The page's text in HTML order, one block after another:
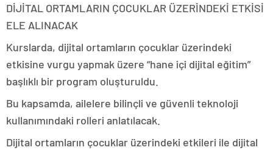
DİJİTAL ORTAMLARIN ÇOCUKLAR ÜZERİNDEKİ ETKİSİ
ELE ALINACAK
Kurslarda, dijital ortamların çocuklar üzerindeki
etkisine vurgu yapmak üzere “hane içi dijital eğitim”
başlıklı bir program oluşturuldu.
Bu kapsamda, ailelere bilinçli ve güvenli teknoloji
kullanımındaki rolleri anlatılacak.
Dijital ortamların çocuklar üzerindeki etkileri ile dijital